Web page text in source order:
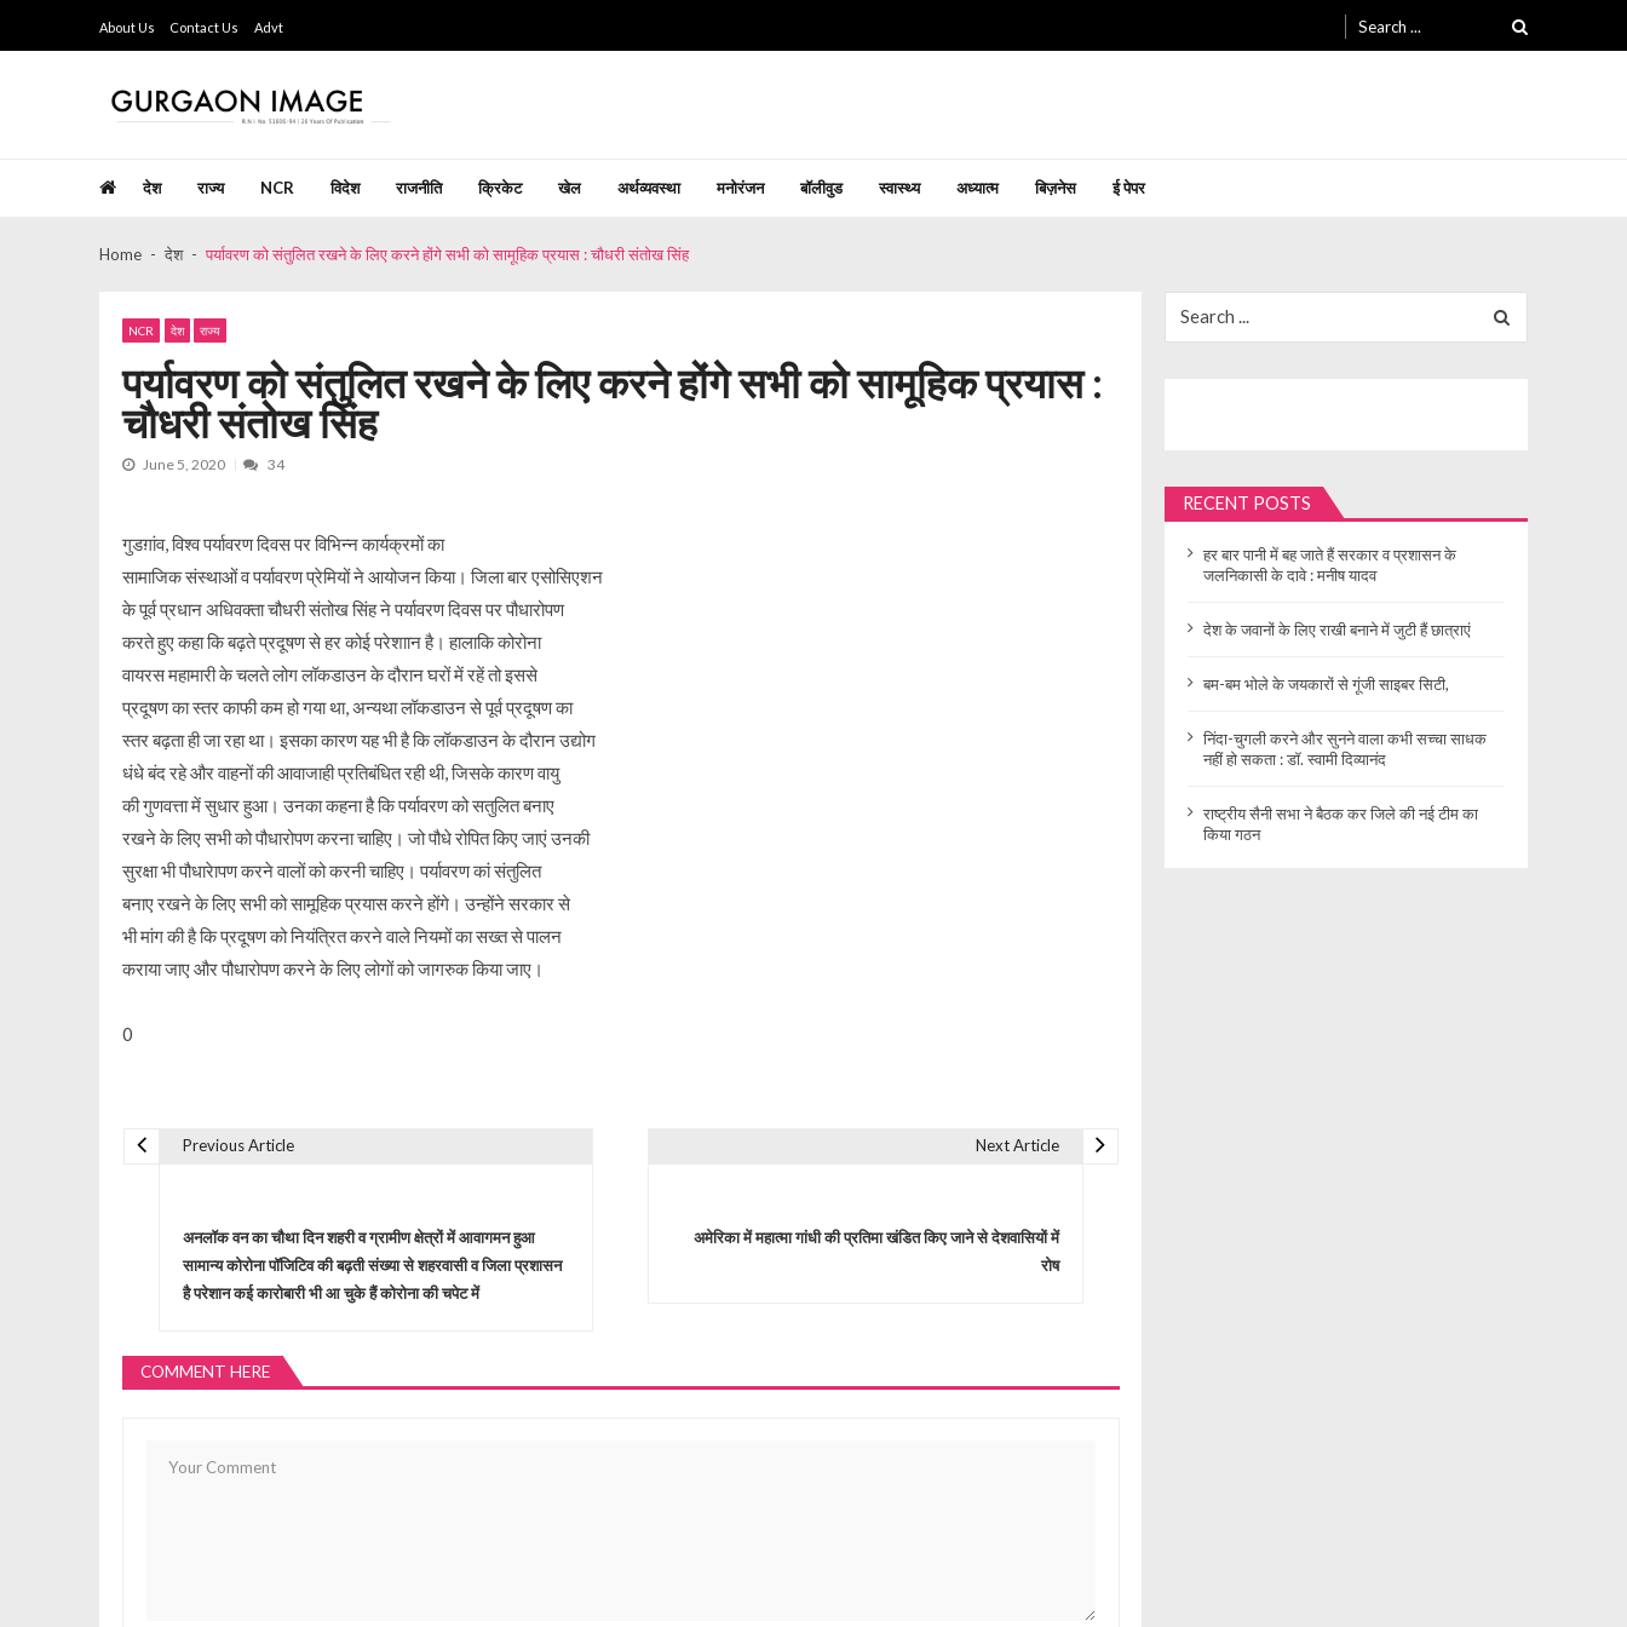
navigation
content
About Us Contact Us Advt
for:
देश राज्य NCR विदेश राजनीति क्रिकेट खेल अर्थव्यवस्था मनोरंजन बॉलीवुड स्वास्थ्य अध्यात्म बिज़नेस ई पेपर
Home देश पर्यावरण को संतुलित रखने के लिए करने होंगे सभी को सामूहिक प्रयास : चौधरी संतोख सिंह
NCR देश राज्य
पर्यावरण को संतुलित रखने के लिए करने होंगे सभी को सामूहिक प्रयास :
चौधरी संतोख सिंह
June 5, 2020 34
गुडग़ांव, विश्व पर्यावरण दिवस पर विभिन्न कार्यक्रमों का
सामाजिक संस्थाओं व पर्यावरण प्रेमियों ने आयोजन किया। जिला बार एसोसिएशन
के पूर्व प्रधान अधिवक्ता चौधरी संतोख सिंह ने पर्यावरण दिवस पर पौधारोपण
करते हुए कहा कि बढ़ते प्रदूषण से हर कोई परेशाान है। हालाकि कोरोना
वायरस महामारी के चलते लोग लॉकडाउन के दौरान घरों में रहें तो इससे
प्रदूषण का स्तर काफी कम हो गया था, अन्यथा लॉकडाउन से पूर्व प्रदूषण का
स्तर बढ़ता ही जा रहा था। इसका कारण यह भी है कि लॉकडाउन के दौरान उद्योग
धंधे बंद रहे और वाहनों की आवाजाही प्रतिबंधित रही थी, जिसके कारण वायु
की गुणवत्ता में सुधार हुआ। उनका कहना है कि पर्यावरण को सतुलित बनाए
रखने के लिए सभी को पौधारोपण करना चाहिए। जो पौधे रोपित किए जाएं उनकी
सुरक्षा भी पौधारेापण करने वालों को करनी चाहिए। पर्यावरण कां संतुलित
बनाए रखने के लिए सभी को सामूहिक प्रयास करने होंगे। उन्होंने सरकार से
भी मांग की है कि प्रदूषण को नियंत्रित करने वाले नियमों का सख्त से पालन
कराया जाए और पौधारोपण करने के लिए लोगों को जागरुक किया जाए।
0
t
Previous Article
अनलॉक वन का चौथा दिन शहरी व ग्रामीण क्षेत्रों में आवागमन हुआ
सामान्य कोरोना पॉजिटिव की बढ़ती संख्या से शहरवासी व जिला प्रशासन
है परेशान कई कारोबारी भी आ चुके हैं कोरोना की चपेट में
Next Article
अमेरिका में महात्मा गांधी की प्रतिमा खंडित किए जाने से देशवासियों में
रोष
COMMENT HERE
for:
RECENT POSTS
हर बार पानी में बह जाते हैं सरकार व प्रशासन के
जलनिकासी के दावे : मनीष यादव
देश के जवानों के लिए राखी बनाने में जुटी हैं छात्राएं
बम-बम भोले के जयकारों से गूंजी साइबर सिटी,
निंदा-चुगली करने और सुनने वाला कभी सच्चा साधक
नहीं हो सकता : डॉ. स्वामी दिव्यानंद
राष्ट्रीय सैनी सभा ने बैठक कर जिले की नई टीम का
किया गठन